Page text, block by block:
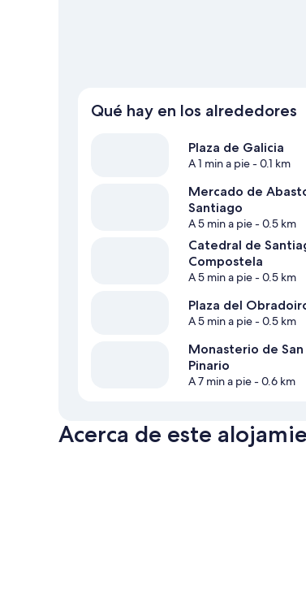
Qué hay en los alrededores
Plaza de Galicia
A 1 min a pie- 0.1 km
Mercado de
Santiago
A 5 min a pie- 0.5 km
Catedral de
Compostela
A 5 min a pie- 0.5 km
Plaza del
A 5 min a pie- 0.5 km
Monasterio de
Pinario
A 7 min a pie- 0.6 km
Acerca de este